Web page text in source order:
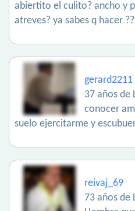
abiertito el culito? ancho y
atreves? ya sabes q hacer
gerard2211
37 años de
conocer
suelo ejercitarme y
reivaj_69
73 años de